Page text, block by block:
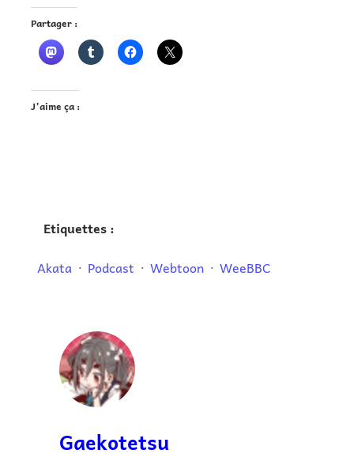
Partager :
J’aime ça :
Etiquettes :
Akata
Podcast Webtoon WeeBBC
Gaekotetsu